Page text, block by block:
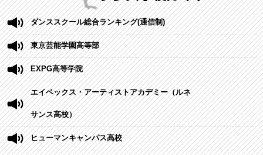
ダンススクール総合ランキング(通信制)
東京芸能学園高等部
EXPG高等学院
エイベックス・アーティストアカデミー（ルネ
サンス高校）
ヒューマンキャンパス高校